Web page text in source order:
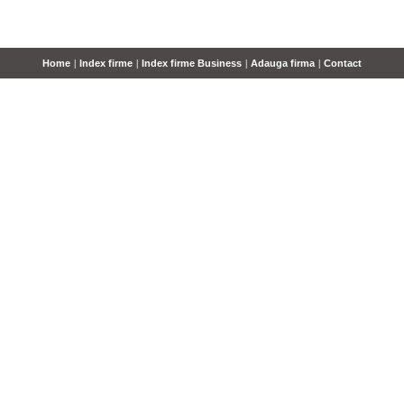
Home | Index firme | Index firme Business | Adauga firma | Contact